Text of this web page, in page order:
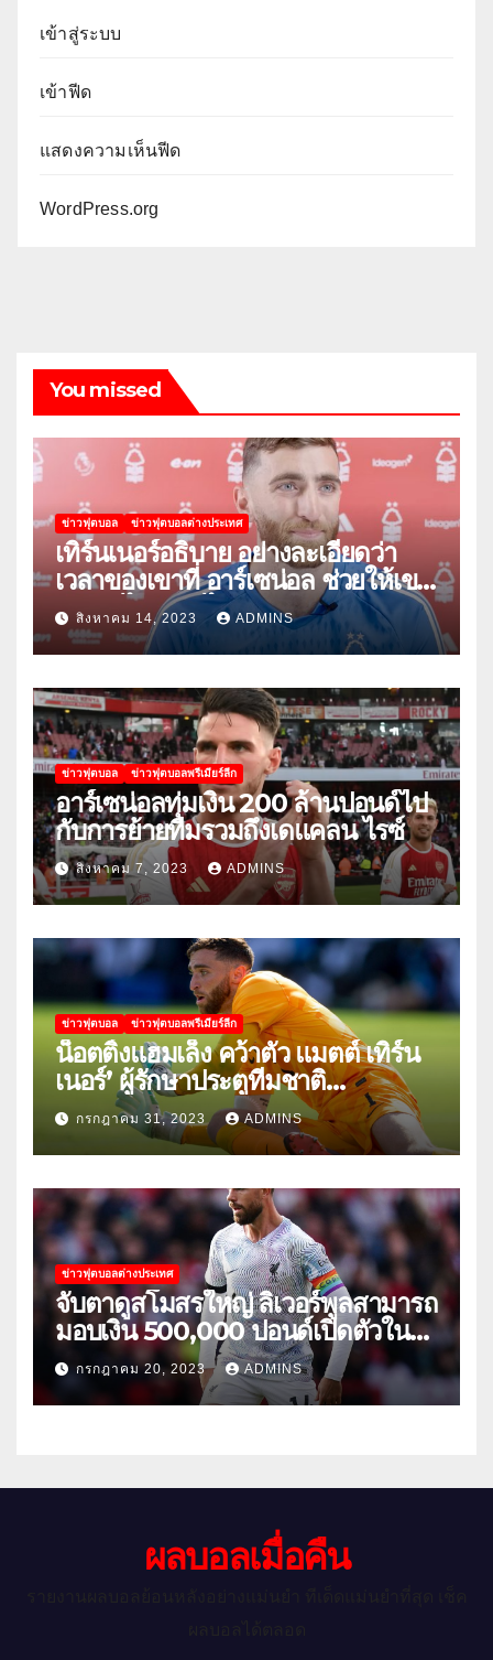
เข้าสู่ระบบ
เข้าฟีด
แสดงความเห็นฟีด
WordPress.org
You missed
ข่าวฟุตบอล ข่าวฟุตบอลต่างประเทศ
เทิร์นเนอร์อธิบาย อย่างละเอียดว่า
เวลาของเขาที่ อาร์เซน่อล ช่วยให้เขา
พัฒนาได้อย่างไร
สิงหาคม 14, 2023 ADMINS
ข่าวฟุตบอล ข่าวฟุตบอลพรีเมียร์ลีก
อาร์เซน่อลทุ่มเงิน 200 ล้านปอนด์ไป
กับการย้ายทีมรวมถึงเดแคลน ไรซ์
สิงหาคม 7, 2023 ADMINS
ข่าวฟุตบอล ข่าวฟุตบอลพรีเมียร์ลีก
น็อตติ้งแฮมเล็ง คว้าตัว แมตต์ เทิร์น
เนอร์’ ผู้รักษาประตูทีมชาติ
สหรัฐอเมริกา
กรกฎาคม 31, 2023 ADMINS
ข่าวฟุตบอลต่างประเทศ
จับตาดูสโมสรใหญ่ ลิเวอร์พูลสามารถ
มอบเงิน 500,000 ปอนด์เปิดตัวใน
เกมกระชับมิตรนัดแรกของฤดูร้อน
กรกฎาคม 20, 2023 ADMINS
ผลบอลเมื่อคืน